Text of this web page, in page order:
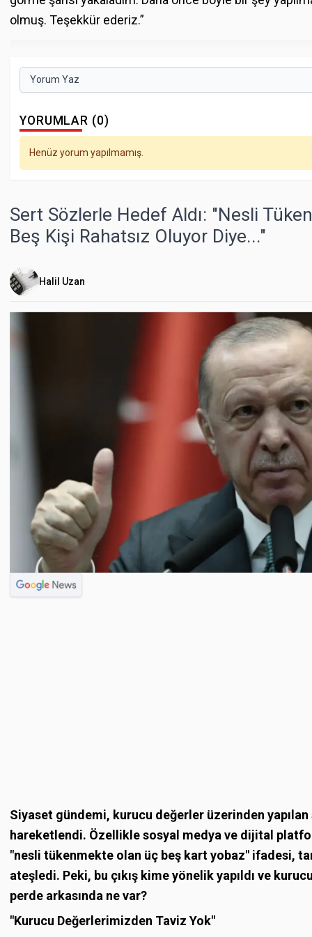
olmuş. Teşekkür ederiz.”
Yorum Yaz
YORUMLAR (0)
Henüz yorum yapılmamış.
Sert Sözlerle Hedef Aldı: "Nesli
Beş Kişi Rahatsız Oluyor Diye..."
Halil Uzan
Siyaset gündemi, kurucu değerler üzerinden
hareketlendi. Özellikle sosyal medya ve dijital
"nesli tükenmekte olan üç beş kart yobaz" ifadesi,
ateşledi. Peki, bu çıkış kime yönelik yapıldı ve
perde arkasında ne var?
"Kurucu Değerlerimizden Taviz Yok"